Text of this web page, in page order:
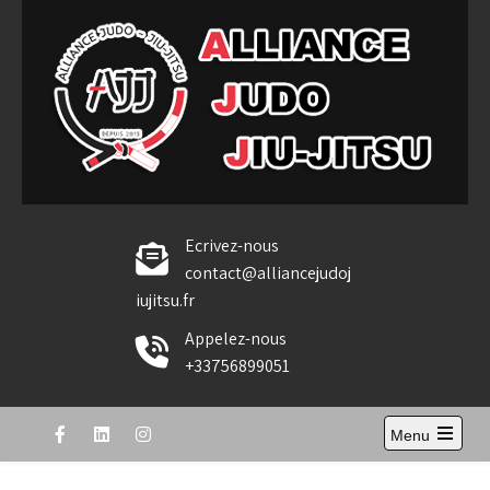
content
Alliance Judo Jiu-jitsu
Ecrivez-nous
contact@alliancejudoj
iujitsu.fr
Appelez-nous
+33756899051
Menu
Open